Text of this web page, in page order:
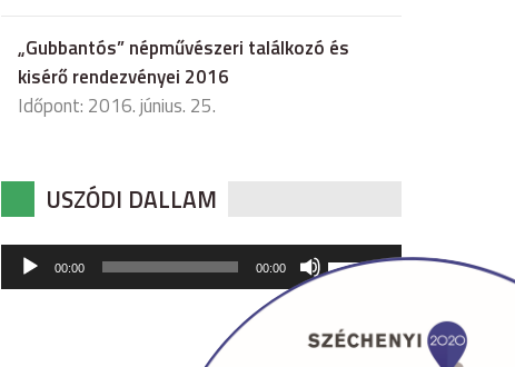
„Gubbantós” népművészeri találkozó és
kisérő rendezvényei 2016
Időpont: 2016. június. 25.
USZÓDI DALLAM
Audió
lejátszó
00:00 00:00
hangerő
csökkentéséhez